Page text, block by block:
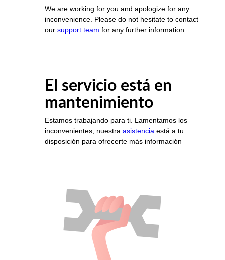
We are working for you and apologize for any
inconvenience. Please do not hesitate to contact
our support team for any further information
El servicio está en
mantenimiento
Estamos trabajando para ti. Lamentamos los
inconvenientes, nuestra asistencia está a tu
disposición para ofrecerte más información